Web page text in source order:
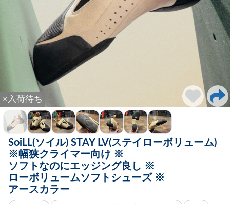
×入荷待ち
SoiLL(ソイル) STAY LV(ステイローボリューム)
※幅狭クライマー向け ※
ソフトなのにエッジング良し ※
ローボリュームソフトシューズ ※
アースカラー